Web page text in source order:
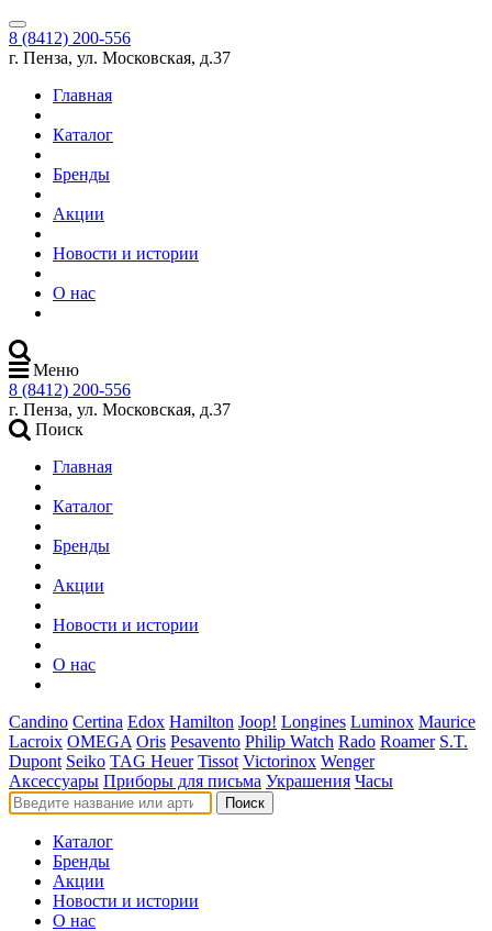
8 (8412) 200-556
г. Пенза, ул. Московская, д.37
Главная
Каталог
Бренды
Акции
Новости и истории
О нас
Меню
8 (8412) 200-556
г. Пенза, ул. Московская, д.37
Поиск
Главная
Каталог
Бренды
Акции
Новости и истории
О нас
Candino Certina Edox Hamilton Joop! Longines Luminox Maurice
Lacroix OMEGA Oris Pesavento Philip Watch Rado Roamer S.T.
Dupont Seiko TAG Heuer Tissot Victorinox Wenger
Аксессуары Приборы для письма Украшения Часы
Поиск
Каталог
Бренды
Акции
Новости и истории
О нас